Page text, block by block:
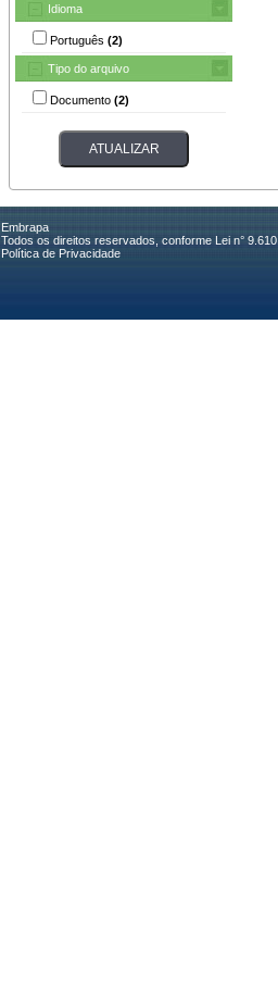
Idioma
Português (2)
Tipo do arquivo
Documento (2)
Embrapa
Todos os direitos reservados, conforme Lei n° 9.610
Política de Privacidade